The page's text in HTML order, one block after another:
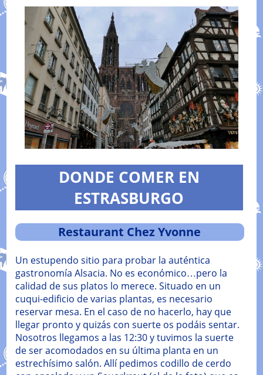
DONDE COMER EN
ESTRASBURGO
Restaurant Chez Yvonne
Un estupendo sitio para probar la auténtica
gastronomía Alsacia. No es económico…pero la
calidad de sus platos lo merece. Situado en un
cuqui-edificio de varias plantas, es necesario
reservar mesa. En el caso de no hacerlo, hay que
llegar pronto y quizás con suerte os podáis sentar.
Nosotros llegamos a las 12:30 y tuvimos la suerte
de ser acomodados en su última planta en un
estrechísimo salón. Allí pedimos codillo de cerdo